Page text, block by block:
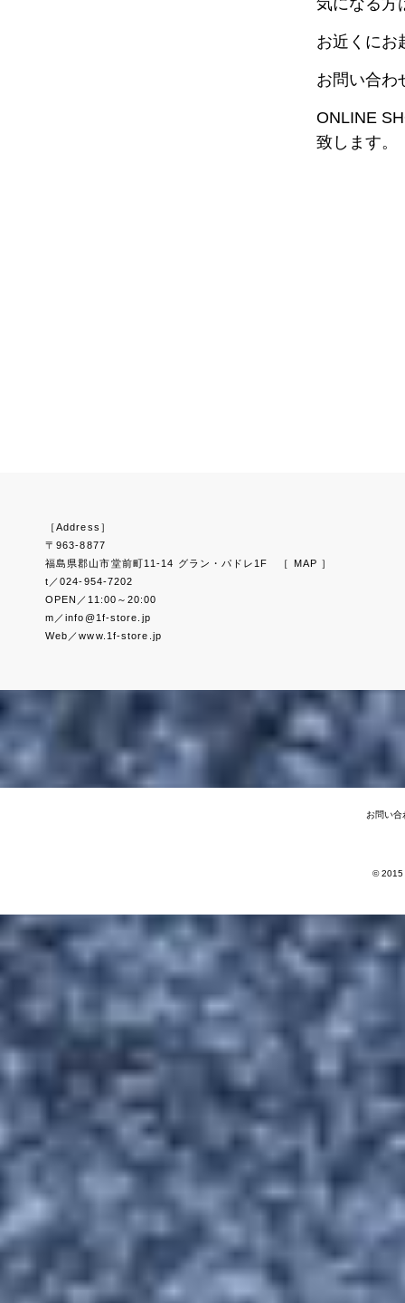
気になる方
お近くにお
お問い合わ
ONLINE
致します。
［Address］
〒963-8877
福島県郡山市堂前町11-14 グラン・パドレ1F
［ MAP ］
t／024-954-7202
OPEN／11:00～20:00
m／info@1f-store.jp
Web／www.1f-store.jp
お問い合
© 2015